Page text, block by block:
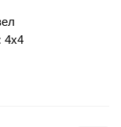
4x4